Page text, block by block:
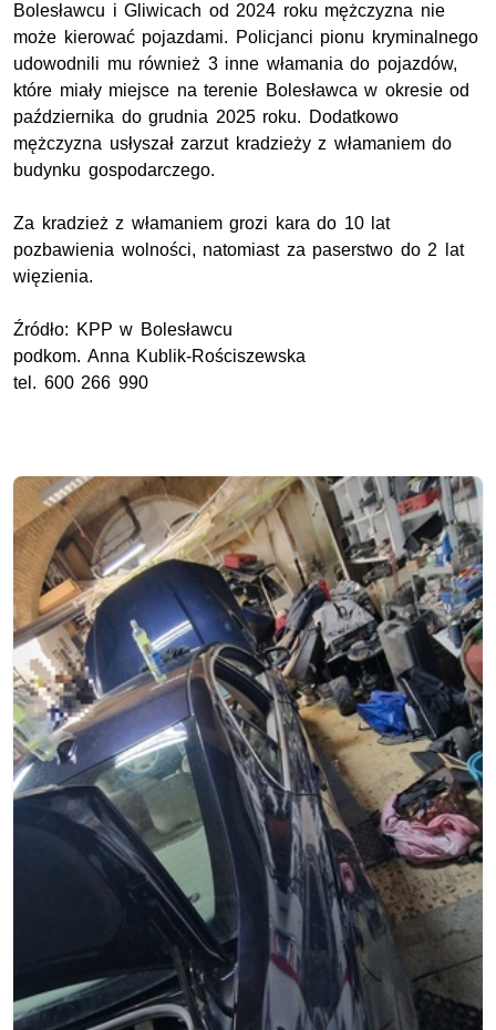
Bolesławcu i Gliwicach od 2024 roku mężczyzna nie
może kierować pojazdami. Policjanci pionu kryminalnego
udowodnili mu również 3 inne włamania do pojazdów,
które miały miejsce na terenie Bolesławca w okresie od
października do grudnia 2025 roku. Dodatkowo
mężczyzna usłyszał zarzut kradzieży z włamaniem do
budynku gospodarczego.
Za kradzież z włamaniem grozi kara do 10 lat
pozbawienia wolności, natomiast za paserstwo do 2 lat
więzienia.
Źródło: KPP w Bolesławcu
podkom. Anna Kublik-Rościszewska
tel. 600 266 990